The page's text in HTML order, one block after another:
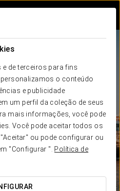
de terceiros para fins
o conteúdo
e publicidade
um perfil da coleção de seus
mais informações, você pode
Você pode aceitar todos os
ou pode configurar ou
"Configurar ". Política de